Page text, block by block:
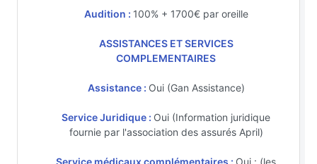
Audition : 100% + 1700€ par oreille
ASSISTANCES ET SERVICES
COMPLEMENTAIRES
Assistance : Oui (Gan Assistance)
Service Juridique : Oui (Information juridique
fournie par l'association des assurés April)
Service médicaux complémentaires : Oui : (les